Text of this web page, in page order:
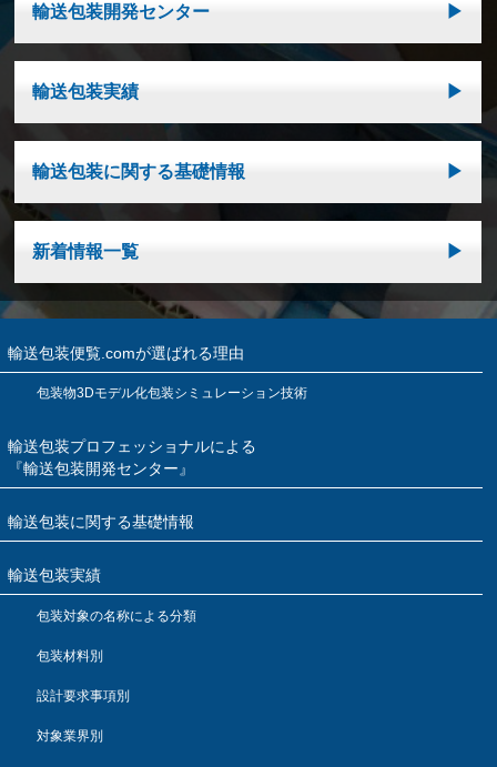
輸送包装開発センター
輸送包装実績
輸送包装に関する基礎情報
新着情報一覧
輸送包装便覧.comが選ばれる理由
包装物3Dモデル化包装シミュレーション技術
輸送包装プロフェッショナルによる
『輸送包装開発センター』
輸送包装に関する基礎情報
輸送包装実績
包装対象の名称による分類
包装材料別
設計要求事項別
対象業界別